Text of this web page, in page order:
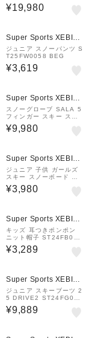
T23FW0033 SAX
¥19,980
Super Sports XEBIO
&mall店
ジュニア スノーパンツ S
T25FW0058 BEG
¥3,619
Super Sports XEBIO
&mall店
スノーグローブ SALA 5
フィンガー スキー スノ
ーボード ST23FGR005
7 WHT
¥9,980
Super Sports XEBIO
&mall店
ジュニア 子供 ガールズ
スキー スノーボード グ
ローブ ST23FGR0062
BLU
¥3,980
Super Sports XEBIO
&mall店
キッズ 耳つきポンポン
ニット帽子 ST24FB005
2 BEG
¥3,289
Super Sports XEBIO
&mall店
ジュニア スキーブーツ 2
5 DRIVE2 ST24FG002
0 BLK
¥9,889